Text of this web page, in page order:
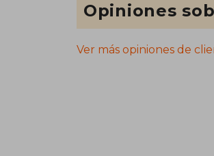
Opiniones
Ver más opiniones de